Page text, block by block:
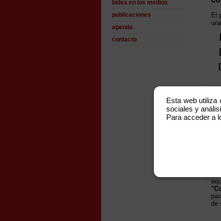
bidea en los medios
publicaciones
agenda
contacto
El
de
Esta web utiliza
sociales y
Para acceder a